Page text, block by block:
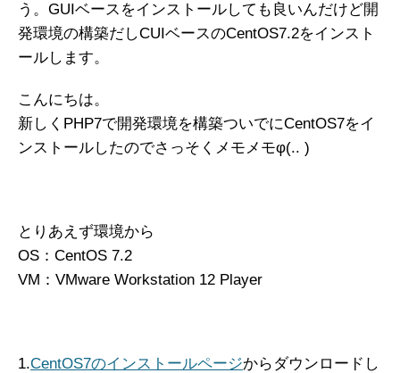
う。GUIベースをインストールしても良いんだけど開
発環境の構築だしCUIベースのCentOS7.2をインスト
ールします。
こんにちは。
新しくPHP7で開発環境を構築ついでにCentOS7をイ
ンストールしたのでさっそくメモメモφ(.. )
とりあえず環境から
OS：CentOS 7.2
VM：VMware Workstation 12 Player
1.CentOS7のインストールページからダウンロードし